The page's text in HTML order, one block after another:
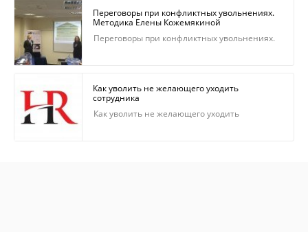
Переговоры при конфликтных увольнениях.
Методика Елены Кожемякиной
Переговоры при конфликтных увольнениях.
Как уволить не желающего уходить
сотрудника
Как уволить не желающего уходить